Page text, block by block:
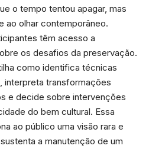
o tempo tentou apagar, mas
ao olhar contemporâneo.
têm acesso a
os desafios da preservação.
como identifica técnicas
interpreta transformações
e decide sobre intervenções
do bem cultural. Essa
ao público uma visão rara e
a manutenção de um